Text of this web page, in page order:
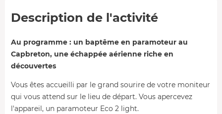
Description de l'activité
Au programme : un baptême en paramoteur au
Capbreton, une échappée aérienne riche en
découvertes
Vous êtes accueilli par le grand sourire de votre moniteur
qui vous attend sur le lieu de départ. Vous apercevez
l'appareil, un paramoteur Eco 2 light.